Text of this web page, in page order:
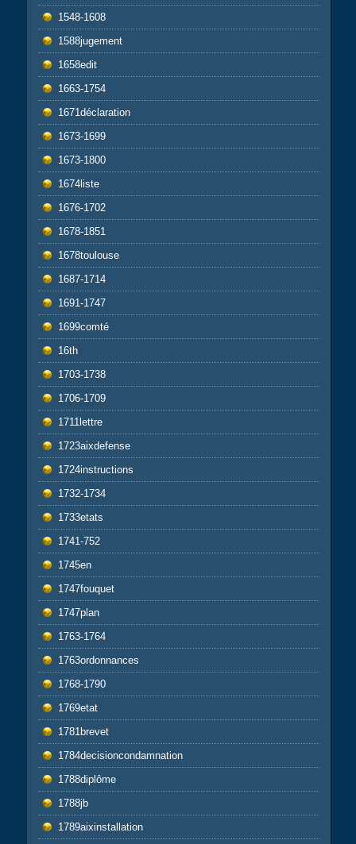
1548-1608
1588jugement
1658edit
1663-1754
1671déclaration
1673-1699
1673-1800
1674liste
1676-1702
1678-1851
1678toulouse
1687-1714
1691-1747
1699comté
16th
1703-1738
1706-1709
1711lettre
1723aixdefense
1724instructions
1732-1734
1733etats
1741-752
1745en
1747fouquet
1747plan
1763-1764
1763ordonnances
1768-1790
1769etat
1781brevet
1784decisioncondamnation
1788diplôme
1788jb
1789aixinstallation